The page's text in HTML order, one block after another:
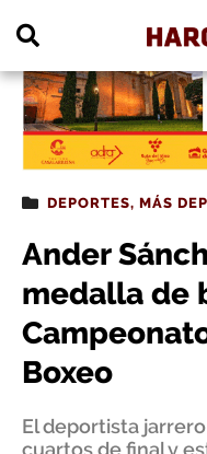
DEPORTES, MÁS
Ander
medalla de
Boxeo
El deportista
cuartos de final y